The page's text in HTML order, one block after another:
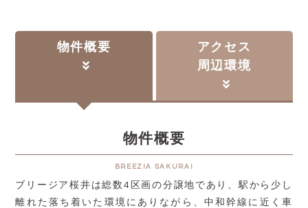
物件概要
物件概要
BREEZIA SAKURAI
ブリージア桜井は総数4区画の分譲地であり、駅から少し
離れた落ち着いた環境にありながら、中和幹線に近く車
アクセス
周辺環境